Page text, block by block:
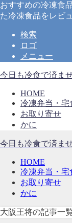
おすすめの冷凍食
た冷凍食品をレビ
検索
ロゴ
メニュー
今日も冷食で済ま
HOME
冷凍弁当・宅
お取り寄せ
かに
今日も冷食で済ま
HOME
冷凍弁当・宅
お取り寄せ
かに
大阪王将の記事一